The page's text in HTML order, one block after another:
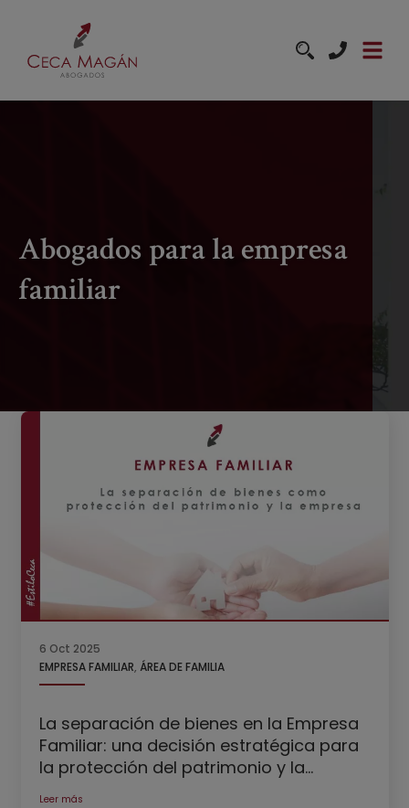
Abogados para la empresa
familiar
6 Oct 2025
EMPRESA FAMILIAR, ÁREA DE FAMILIA
La separación de bienes en la Empresa
Familiar: una decisión estratégica para
la protección del patrimonio y la
continuidad empresarial
Leer más